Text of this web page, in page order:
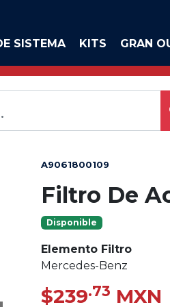
SISTEMA KITS GRAN
A9061800109
Filtro De
Disponible
Elemento Filtro
Mercedes-Benz
$239.73 MXN